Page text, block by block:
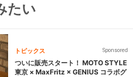
たい
トピックス Sponsored
ついに販売スタート！ MOTO STYLE
東京 × MaxFritz × GENIUS コラボグ